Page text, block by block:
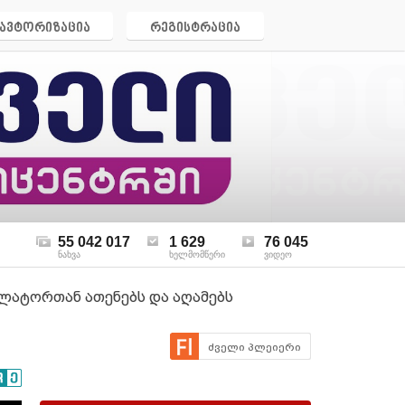
ავტორიზაცია რეგისტრაცია
55 042 017
ნახვა
1 629
ხელმომწერი
76 045
ვიდეო
ათენებს და აღამებს
ძველი პლეიერი